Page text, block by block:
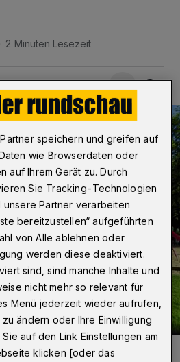
2 Minuten Lesezeit
Dank der EU.
speichern und greifen auf
wie Browserdaten oder
auf Ihrem Gerät zu. Durch
Sie Tracking-Technologien
unsere Partner verarbeiten
bereitzustellen“ aufgeführten
von Alle ablehnen oder
werden diese deaktiviert.
sind, sind manche Inhalte und
nicht mehr so relevant für
Menü jederzeit wieder aufrufen,
ändern oder Ihre Einwilligung
auf den Link Einstellungen am
klicken [oder das